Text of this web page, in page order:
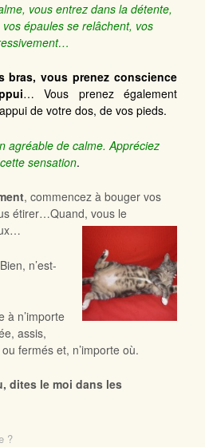
vous entrez dans la détente,
épaules se relâchent, vos
bras, vous prenez conscience
… Vous prenez également
de votre dos, de vos pieds.
agréable de calme. Appréciez
sensation.
, commencez à bouger vos
étirer…Quand, vous le
n’est-
à n’importe
assis,
fermés et, n’importe où.
dites le moi dans les
?